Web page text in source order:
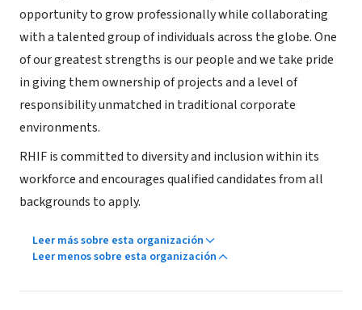
opportunity to grow professionally while collaborating
with a talented group of individuals across the globe. One
of our greatest strengths is our people and we take pride
in giving them ownership of projects and a level of
responsibility unmatched in traditional corporate
environments.
RHIF is committed to diversity and inclusion within its
workforce and encourages qualified candidates from all
backgrounds to apply.
Leer más sobre esta organización
Leer menos sobre esta organización